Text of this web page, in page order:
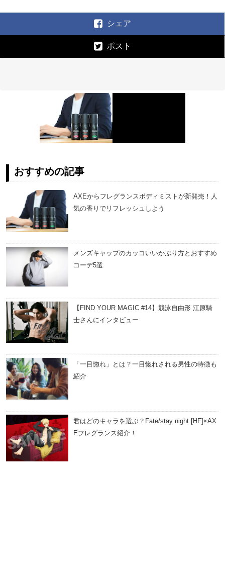
シェア
ポスト
おすすめの記事
AXEからフレグランスボディミストが新発売！人
気の香りでリフレッシュしよう
メンズキャップのカッコいいかぶり方とおすすめ
コーデ5選
【FIND YOUR MAGIC #14】競泳自由形 江原騎
士さんにインタビュー
「一目惚れ」とは？一目惚れされる男性の特徴も
紹介
君はどのキャラを選ぶ？Fate/stay night [HF]×AX
Eフレグランス紹介！